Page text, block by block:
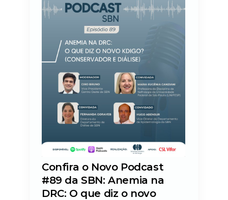
Confira o Novo Podcast
#89 da SBN: Anemia na
DRC: O que diz o novo